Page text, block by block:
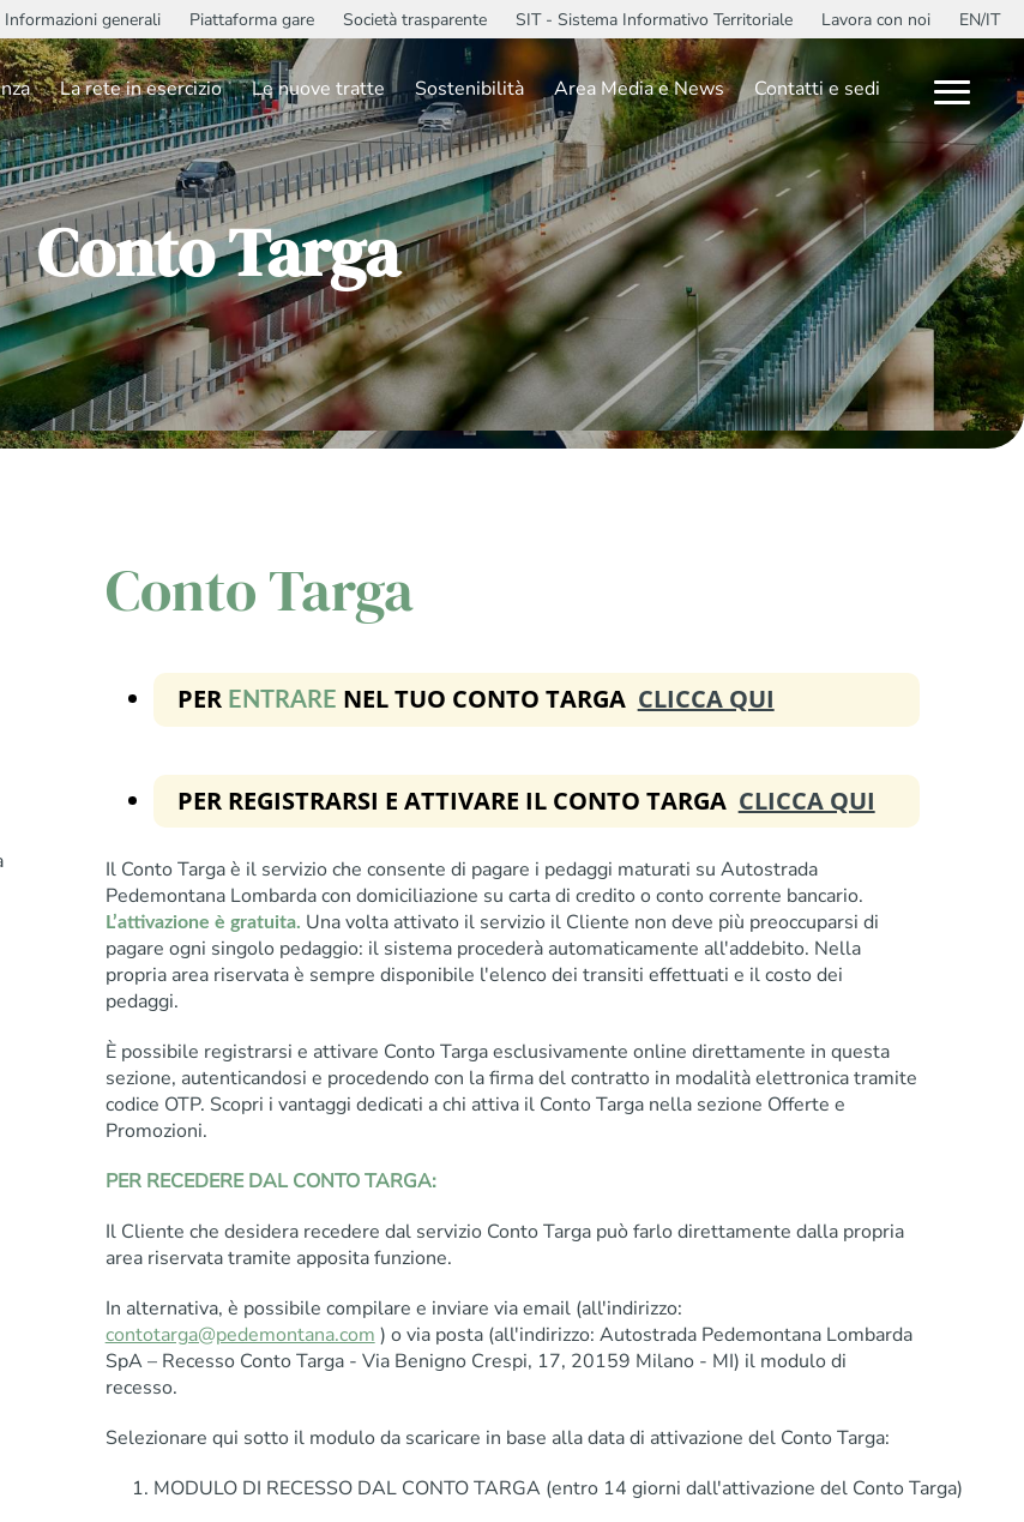
Informazioni generali Piattaforma gare Società trasparente SIT - Sistema Informativo Territoriale Lavora con noi EN/IT
La rete in esercizio Le nuove tratte Sostenibilità Area Media e News Contatti e sedi
Conto Targa
Conto Targa
PER ENTRARE NEL TUO CONTO TARGA CLICCA QUI
PER REGISTRARSI E ATTIVARE IL CONTO TARGA CLICCA QUI
Il Conto Targa è il servizio che consente di pagare i pedaggi maturati su Autostrada
Pedemontana Lombarda con domiciliazione su carta di credito o conto corrente bancario.
L’attivazione è gratuita. Una volta attivato il servizio il Cliente non deve più preoccuparsi di
pagare ogni singolo pedaggio: il sistema procederà automaticamente all'addebito. Nella
propria area riservata è sempre disponibile l'elenco dei transiti effettuati e il costo dei
pedaggi.
È possibile registrarsi e attivare Conto Targa esclusivamente online direttamente in questa
sezione, autenticandosi e procedendo con la firma del contratto in modalità elettronica tramite
codice OTP. Scopri i vantaggi dedicati a chi attiva il Conto Targa nella sezione Offerte e
Promozioni.
PER RECEDERE DAL CONTO TARGA:
Il Cliente che desidera recedere dal servizio Conto Targa può farlo direttamente dalla propria
area riservata tramite apposita funzione.
In alternativa, è possibile compilare e inviare via email (all'indirizzo:
contotarga@pedemontana.com ) o via posta (all'indirizzo: Autostrada Pedemontana Lombarda
SpA – Recesso Conto Targa - Via Benigno Crespi, 17, 20159 Milano - MI) il modulo di
recesso.
Selezionare qui sotto il modulo da scaricare in base alla data di attivazione del Conto Targa:
MODULO DI RECESSO DAL CONTO TARGA (entro 14 giorni dall'attivazione del Conto Targa)